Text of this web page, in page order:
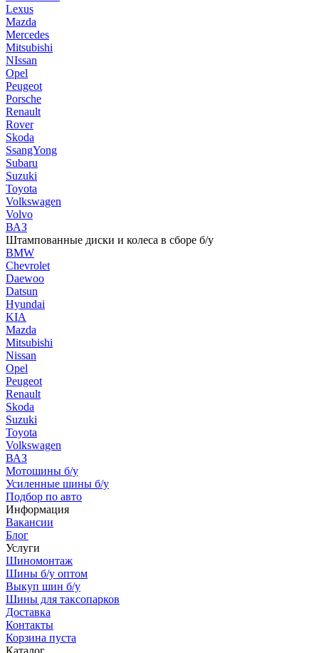
Lexus
Mazda
Mercedes
Mitsubishi
NIssan
Opel
Peugeot
Porsche
Renault
Rover
Skoda
SsangYong
Subaru
Suzuki
Toyota
Volkswagen
Volvo
ВАЗ
Штампованные диски и колеса в сборе б/у
BMW
Chevrolet
Daewoo
Datsun
Hyundai
KIA
Mazda
Mitsubishi
Nissan
Opel
Peugeot
Renault
Skoda
Suzuki
Toyota
Volkswagen
ВАЗ
Мотошины б/у
Усиленные шины б/у
Подбор по авто
Информация
Вакансии
Блог
Услуги
Шиномонтаж
Шины б/у оптом
Выкуп шин б/у
Шины для таксопарков
Доставка
Контакты
Корзина пуста
Каталог